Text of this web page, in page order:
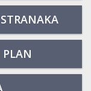
PLAN